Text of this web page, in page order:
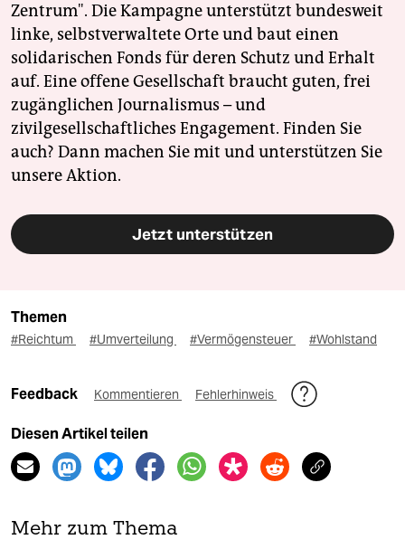
Zentrum". Die Kampagne unterstützt bundesweit
linke, selbstverwaltete Orte und baut einen
solidarischen Fonds für deren Schutz und Erhalt
auf. Eine offene Gesellschaft braucht guten, frei
zugänglichen Journalismus – und
zivilgesellschaftliches Engagement. Finden Sie
auch? Dann machen Sie mit und unterstützen Sie
unsere Aktion.
Jetzt unterstützen
Themen
#Reichtum #Umverteilung #Vermögensteuer #Wohlstand
Feedback Kommentieren Fehlerhinweis
Diesen Artikel teilen
Mehr zum Thema